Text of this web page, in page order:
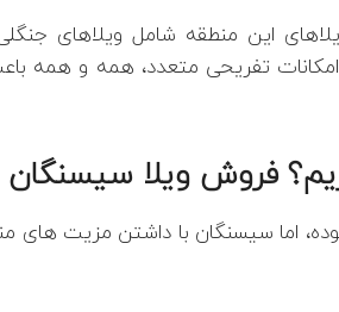
این منطقه شامل ویلاهای
تفریحی متعدد، همه و همه
فروش ویلا سیسنگان
اما سیسنگان با داشتن مزیت های